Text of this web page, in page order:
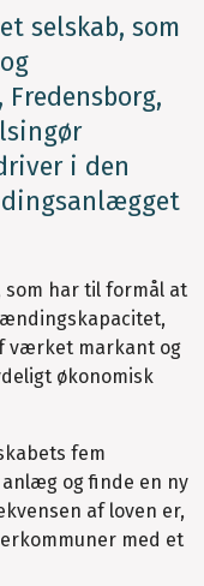
selskab, som
i den
som har til formål at
værket markant og
økonomisk
fem
og finde en ny
af loven er,
med et